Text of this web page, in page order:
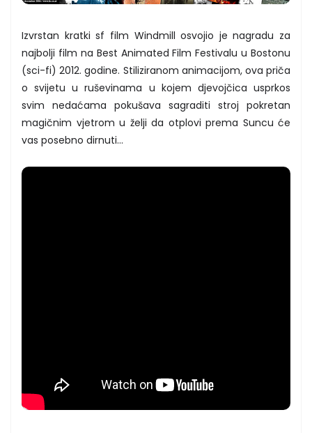
Izvrstan kratki sf film Windmill osvojio je nagradu za
najbolji film na Best Animated Film Festivalu u Bostonu
(sci-fi) 2012. godine. Stiliziranom animacijom, ova priča
o svijetu u ruševinama u kojem djevojčica usprkos
svim nedaćama pokušava sagraditi stroj pokretan
magičnim vjetrom u želji da otplovi prema Suncu će
vas posebno dirnuti…